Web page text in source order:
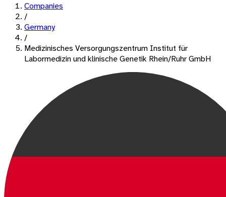
Companies
/
Germany
/
Medizinisches Versorgungszentrum Institut für
Labormedizin und klinische Genetik Rhein/Ruhr GmbH